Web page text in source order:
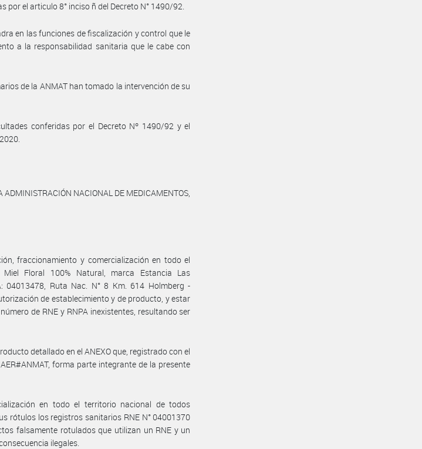
por el articulo 8° inciso ñ del Decreto N° 1490/92.
en las funciones de fiscalización y control que le
a la responsabilidad sanitaria que le cabe con
de la ANMAT han tomado la intervención de su
conferidas por el Decreto Nº 1490/92 y el
ADMINISTRACIÓN NACIONAL DE MEDICAMENTOS,
fraccionamiento y comercialización en todo el
Floral 100% Natural, marca Estancia Las
04013478, Ruta Nac. N° 8 Km. 614 Holmberg -
de establecimiento y de producto, y estar
de RNE y RNPA inexistentes, resultando ser
detallado en el ANEXO que, registrado con el
forma parte integrante de la presente
en todo el territorio nacional de todos
rótulos los registros sanitarios RNE N° 04001370
falsamente rotulados que utilizan un RNE y un
ilegales.